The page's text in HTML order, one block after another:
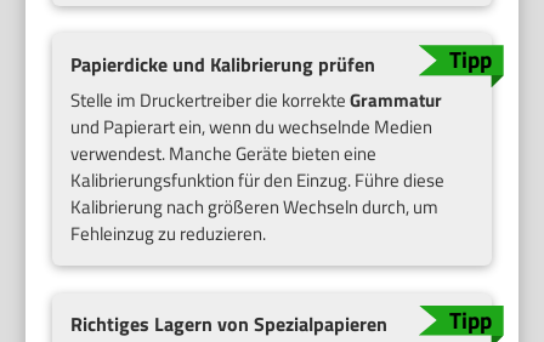
Papierdicke und Kalibrierung prüfen
Stelle im Druckertreiber die korrekteGrammatur
und Papierart ein, wenn du wechselnde Medien
verwendest. Manche Geräte bieten eine
Kalibrierungsfunktion für den Einzug. Führe diese
Kalibrierung nach größeren Wechseln durch, um
Fehleinzug zu reduzieren.
Richtiges Lagern von Spezialpapieren